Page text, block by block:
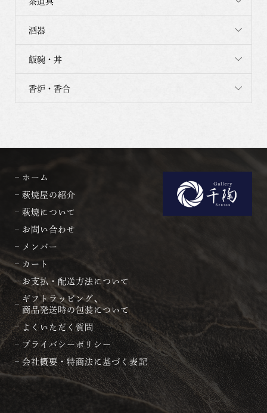
酒器
飯碗・丼
香炉・香合
ホーム
萩焼屋の紹介
萩焼について
お問い合わせ
メンバー
カート
お支払・配送方法について
ギフトラッピング、
商品発送時の包装について
よくいただく質問
プライバシーポリシー
会社概要・特商法に基づく表記